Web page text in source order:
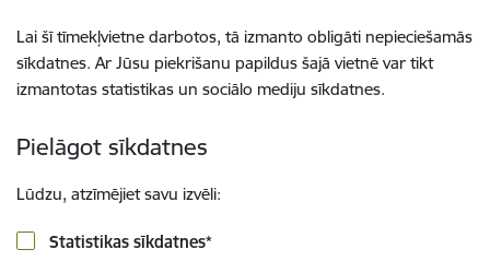
Lai šī tīmekļvietne darbotos, tā izmanto obligāti nepieciešamās
sīkdatnes. Ar Jūsu piekrišanu papildus šajā vietnē var tikt
izmantotas statistikas un sociālo mediju sīkdatnes.
Pielāgot sīkdatnes
Lūdzu, atzīmējiet savu izvēli:
Statistikas sīkdatnes*